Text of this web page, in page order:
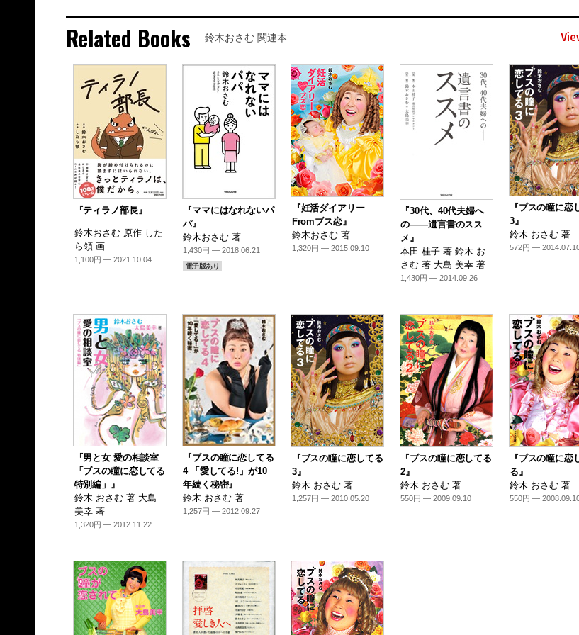
Related Books 鈴木おさむ 関連本
『ティラノ部長』
鈴木おさむ 原作 した
ら領 画
1,100円 — 2021.10.04
『ママにはなれないパ
パ』
鈴木おさむ 著
1,430円 — 2018.06.21
電子版あり
『妊活ダイアリー
Fromブス恋』
鈴木おさむ 著
1,320円 — 2015.09.10
『30代、40代夫婦へ
の――遺言書のスス
メ』
本田 桂子 著 鈴木 お
さむ 著 大島 美幸 著
1,430円 — 2014.09.26
『ブスの瞳に恋
3』
鈴木 おさむ 著
572円 —
『男と女 愛の相談室
「ブスの瞳に恋してる
特別編」』
鈴木 おさむ 著 大島
美幸 著
1,320円 — 2012.11.22
『ブスの瞳に恋してる
4 「愛してる!」が10
年続く秘密』
鈴木 おさむ 著
1,257円 — 2012.09.27
『ブスの瞳に恋してる
3』
鈴木 おさむ 著
1,257円 — 2010.05.20
『ブスの瞳に恋してる
2』
鈴木 おさむ 著
550円 — 2009.09.10
『ブスの瞳に恋
る』
鈴木 おさむ 著
550円 —